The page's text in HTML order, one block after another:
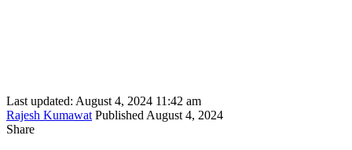
Last updated: August 4, 2024 11:42 am
Rajesh Kumawat Published August 4, 2024
Share